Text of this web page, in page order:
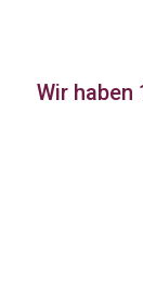
Wir haben